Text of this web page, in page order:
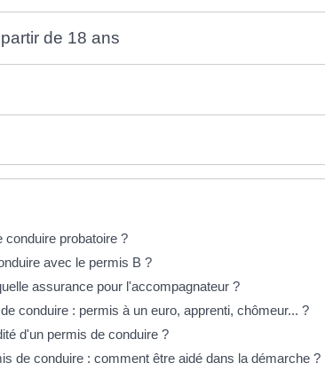
de 18 ans
probatoire ?
avec le permis B ?
assurance pour l'accompagnateur ?
conduire : permis à un euro, apprenti, chômeur... ?
d'un permis de conduire ?
de conduire : comment être aidé dans la démarche ?